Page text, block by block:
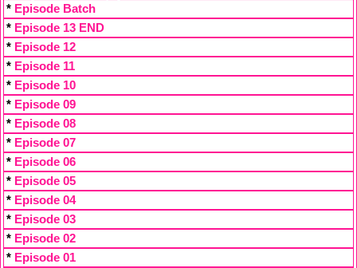
* Episode Batch
* Episode 13 END
* Episode 12
* Episode 11
* Episode 10
* Episode 09
* Episode 08
* Episode 07
* Episode 06
* Episode 05
* Episode 04
* Episode 03
* Episode 02
* Episode 01